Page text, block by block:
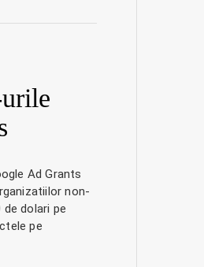
Ad Grants
non-
dolari pe
pe